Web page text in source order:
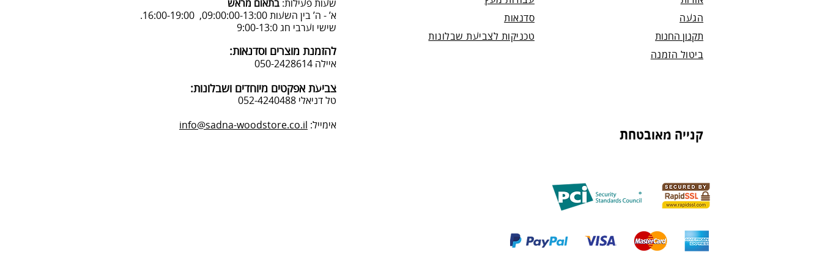
שעות פעילות: בתאום מראש
א’ - ה’ בין השעות 09:00:00-13:00, 16:00-19:00.
שישי וערבי חג 9:00-13:0
להזמנת מוצרים וסדנאות:
איילה 050-2428614
צביעת אפקטים מיוחדים ושבלונות:
טל דניאלי 052-4240488
אימייל: info@sadna-woodstore.co.il
סדנאות
טכניקות לצביעת שבלונות
הגעה
תקנון החנות
ביטול הזמנה
קנייה מאובטחת